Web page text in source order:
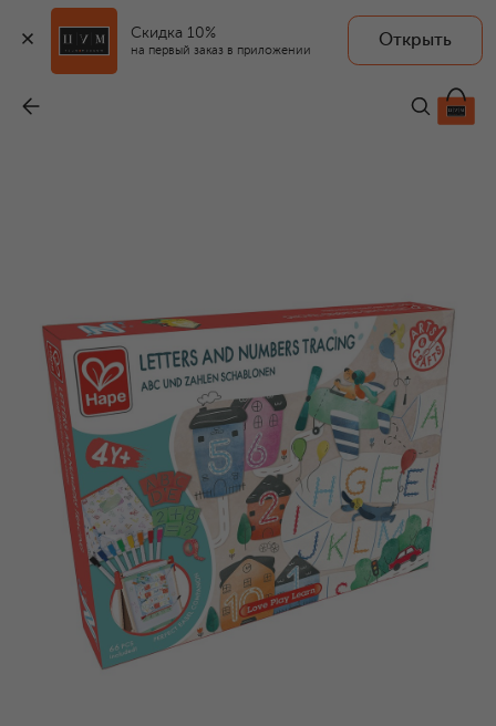
Скидка 10%
на первый заказ в приложении
Открыть
4 310 ₽